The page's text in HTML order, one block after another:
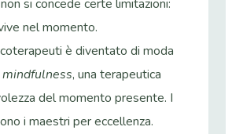
si concede certe limitazioni:
nel momento.
è diventato di moda
mindfulness, una terapeutica
del momento presente. I
i maestri per eccellenza.